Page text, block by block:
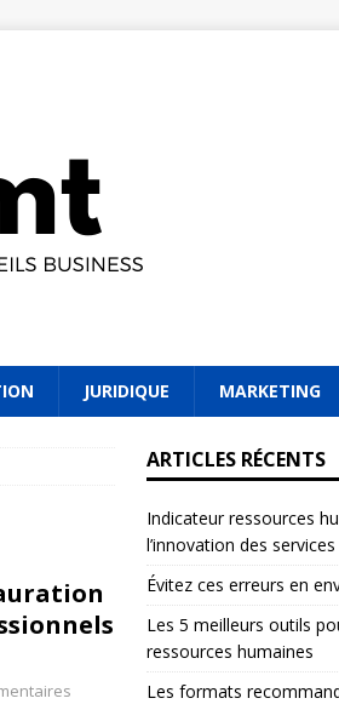
JURIDIQUE MARKETING
ARTICLES RÉCENTS
Indicateur ressources
l’innovation des services
Évitez ces erreurs en
Les 5 meilleurs outils
ressources humaines
Les formats